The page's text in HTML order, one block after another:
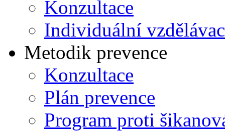
Konzultace
Individuální
Metodik prevence
Konzultace
Plán prevence
Program proti